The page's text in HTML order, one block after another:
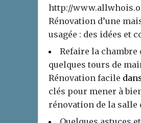
http://
Rénovation d’une
usagée : des idées et
Refaire la chambre
quelques tours de
Rénovation facile
clés pour mener à
rénovation de la salle